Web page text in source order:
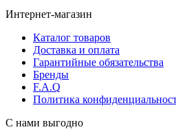
Интернет-магазин
Каталог товаров
Доставка и оплата
Гарантийные обязательства
Бренды
F.A.Q
Политика
С нами выгодно